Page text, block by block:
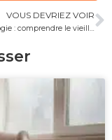
VOUS DEVRIEZ VOIR
La gérontologie : comprendre le vieillissement et ses enjeux